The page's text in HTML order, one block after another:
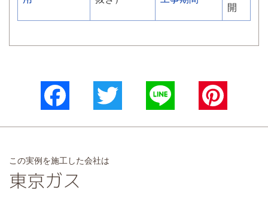
開
Facebook
この実例を施工した会社は
東京ガス